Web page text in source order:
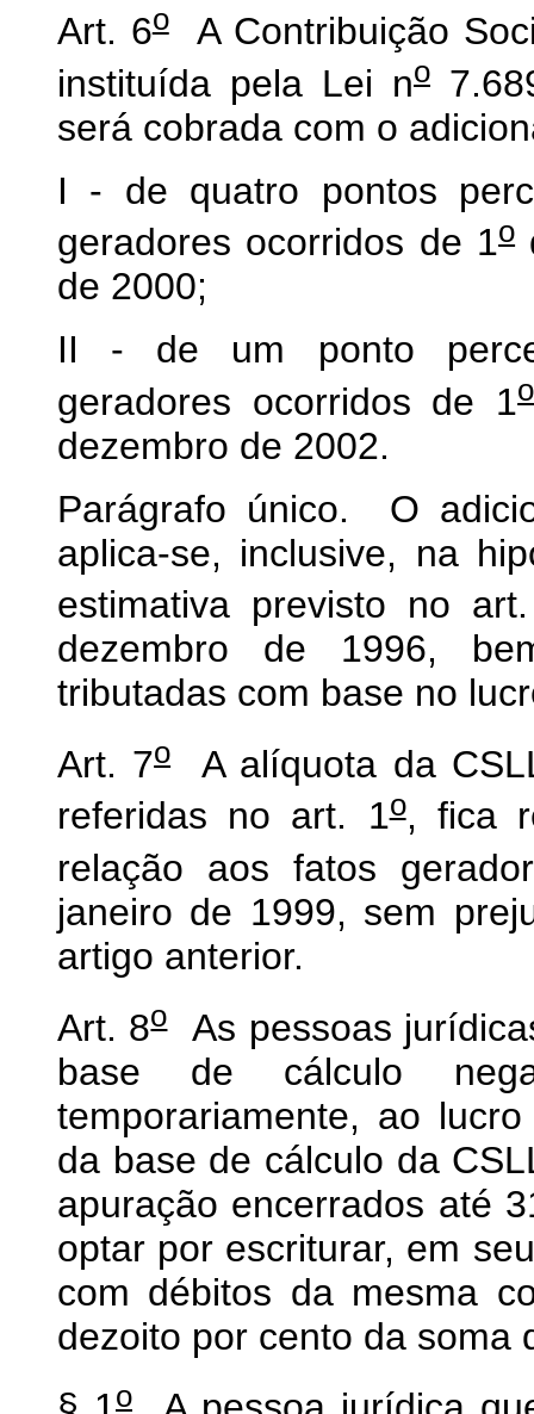
Art. 6oA Contribuição
instituída pela Lei no
será cobrada com o
I - de quatro pontos
geradores ocorridos de 1o
de 2000;
II - de um ponto
geradores ocorridos de 1o
dezembro de 2002.
Parágrafo único. O
aplica-se, inclusive, na
estimativa previsto no
dezembro de 1996,
tributadas com base no
Art. 7oA alíquota da
referidas no art. 1o, fica
relação aos fatos
janeiro de 1999, sem
artigo anterior.
Art. 8oAs pessoas
base de cálculo
temporariamente, ao
da base de cálculo da
apuração encerrados até
optar por escriturar, em
com débitos da mesma
dezoito por cento da soma
o